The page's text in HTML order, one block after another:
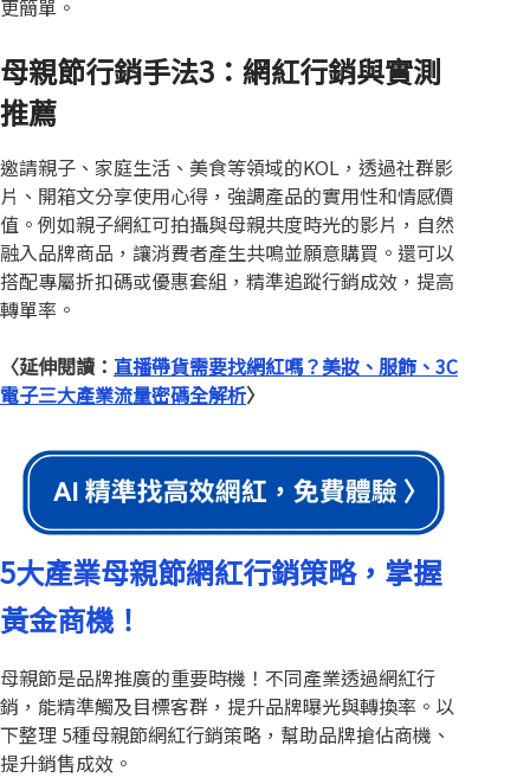
更簡單。
母親節行銷手法3：網紅行銷與實測
推薦
邀請親子、家庭生活、美食等領域的KOL，透過社群影
片、開箱文分享使用心得，強調產品的實用性和情感價
值。例如親子網紅可拍攝與母親共度時光的影片，自然
融入品牌商品，讓消費者產生共鳴並願意購買。還可以
搭配專屬折扣碼或優惠套組，精準追蹤行銷成效，提高
轉單率。
〈延伸閱讀： 直播帶貨需要找網紅嗎？美妝、服飾、3C
電子三大產業流量密碼全解析〉
5大產業母親節網紅行銷策略，掌握
黃金商機！
母親節是品牌推廣的重要時機！不同產業透過網紅行
銷，能精準觸及目標客群，提升品牌曝光與轉換率。以
下整理 5種母親節網紅行銷策略，幫助品牌搶佔商機、
提升銷售成效。